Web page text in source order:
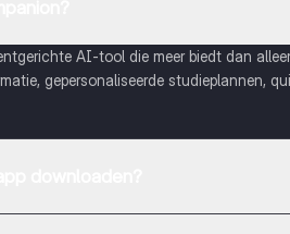
AI-tool die meer biedt dan
gepersonaliseerde studieplannen,